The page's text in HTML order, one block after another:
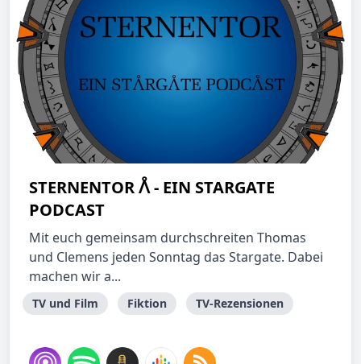
STERNENTOR ᐰ - EIN STARGATE
PODCAST
Mit euch gemeinsam durchschreiten Thomas
und Clemens jeden Sonntag das Stargate. Dabei
machen wir a...
TV und Film Fiktion TV-Rezensionen